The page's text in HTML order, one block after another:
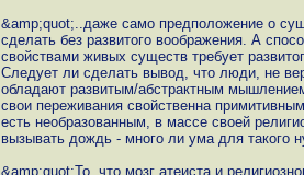
&amp;quot;..даже само предположение о
сделать без развитого воображения. А
свойствами живых существ требует
Следует ли сделать вывод, что люди, не
обладают развитым/абстрактным
свои переживания свойственна
есть необразованным, в массе своей
вызывать дождь - много ли ума для такого
&amp;quot;То, что мозг атеиста и